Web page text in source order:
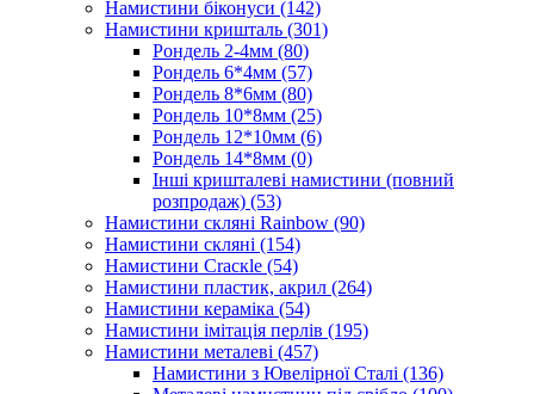
Намистини біконуси (142)
Намистини кришталь (301)
Рондель 2-4мм (80)
Рондель 6*4мм (57)
Рондель 8*6мм (80)
Рондель 10*8мм (25)
Рондель 12*10мм (6)
Рондель 14*8мм (0)
Інші кришталеві намистини (повний
розпродаж) (53)
Намистини скляні Rainbow (90)
Намистини скляні (154)
Намистини Cracкle (54)
Намистини пластик, акрил (264)
Намистини кераміка (54)
Намистини імітація перлів (195)
Намистини металеві (457)
Намистини з Ювелірної Сталі (136)